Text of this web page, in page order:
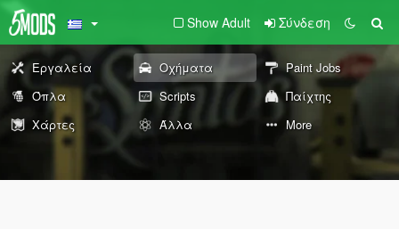
Show Adult Σύνδεση
Εργαλεία Οχήματα
Paint Jobs
Όπλα
Scripts
Παίχτης
Χάρτες
Άλλα More